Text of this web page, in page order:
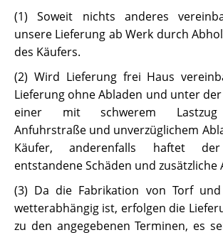
(1) Soweit nichts anderes
unsere Lieferung ab Werk durch
des Käufers.
(2) Wird Lieferung frei Haus
Lieferung ohne Abladen und unter
einer mit schwerem Lastzug
Anfuhrstraße und unverzüglichem
Käufer, anderenfalls haftet
entstandene Schäden und zusätzliche
(3) Da die Fabrikation von Torf
wetterabhängig ist, erfolgen die
zu den angegebenen Terminen, es